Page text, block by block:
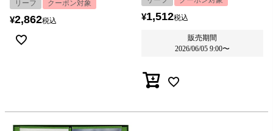
リーフ クーポン対象
¥2,862税込 ¥1,512税込
販売期間
2026/06/05 9:00〜